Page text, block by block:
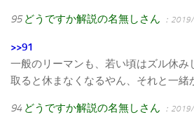
95 どうですか解説の名無しさん ：
>>91
一般のリーマンも、若い頃はズル休み
取ると休まなくなるやん、それと一緒
94 どうですか解説の名無しさん ：